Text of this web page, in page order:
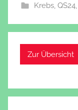
Krebs, QS24,
Zur Übersicht